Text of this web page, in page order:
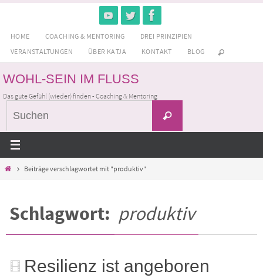
springen
HOME COACHING & MENTORING
DREI PRINZIPIEN
VERANSTALTUNGEN
ÜBER KATJA KONTAKT BLOG
WOHL-SEIN IM FLUSS
Das gute Gefühl (wieder) finden - Coaching & Mentoring
Suchen
HomeBeiträge verschlagwortet mit "produktiv"
Schlagwort: produktiv
Resilienz ist angeboren